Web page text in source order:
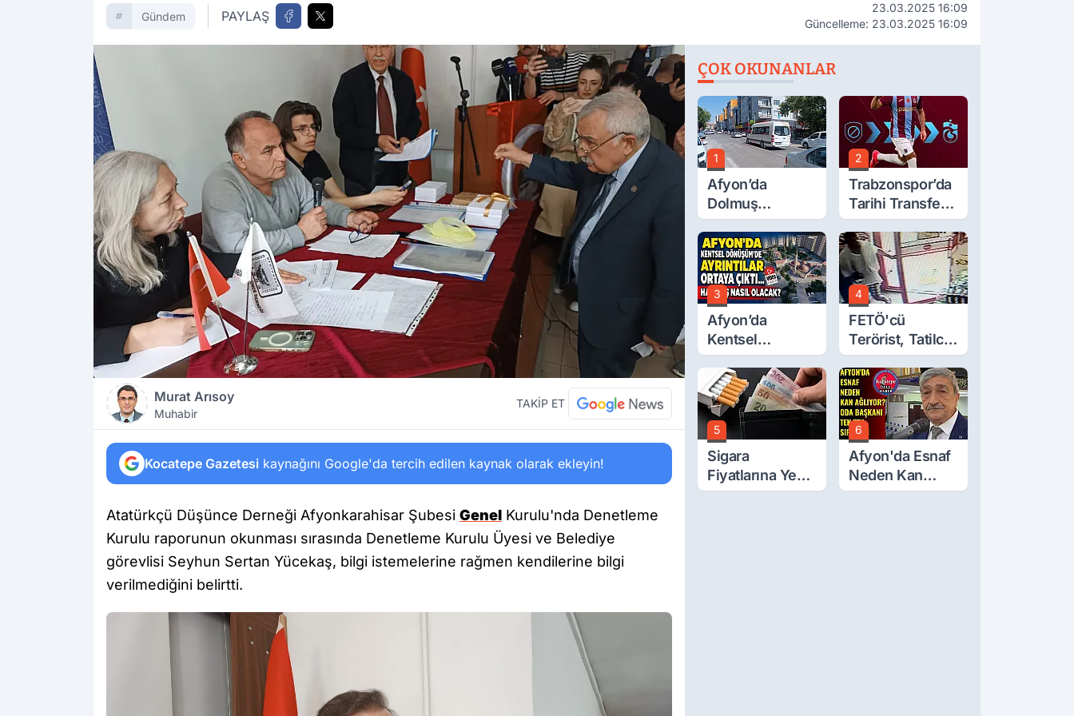
Gündem PAYLAŞ
23.03.2025 16:09
Güncelleme: 23.03.2025 16:09
Murat Arısoy
Muhabir
TAKİP ET
Kocatepe Gazetesi kaynağını Google'da tercih edilen kaynak olarak ekleyin!
Atatürkçü Düşünce Derneği Afyonkarahisar Şubesi Genel Kurulu'nda Denetleme
Kurulu raporunun okunması sırasında Denetleme Kurulu Üyesi ve Belediye
görevlisi Seyhun Sertan Yücekaş, bilgi istemelerine rağmen kendilerine bilgi
verilmediğini belirtti.
ÇOK OKUNANLAR
1
Afyon’da
Dolmuş
Ücretlerine
Yüzde 40 Zam
Talebi
2
Trabzonspor’da
Tarihi Transfer!
Mohamed Salah
Geliyor
3
Afyon’da
Kentsel
Dönüşüm’de
Ayrıntılar Ortaya
Çıktı… Hakediş
Nasıl Olacak?
4
FETÖ'cü
Terörist, Tatilci
Gibi Kaçmış
5
Sigara
Fiyatlarına Yeni
Zam!
6
Afyon'da Esnaf
Neden Kan
Ağlıyor? Oda